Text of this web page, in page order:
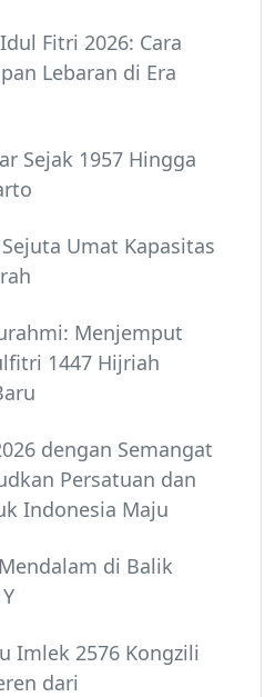
Fitri 2026: Cara
Lebaran di Era
Sejak 1957 Hingga
Umat Kapasitas
Menjemput
1447 Hijriah
dengan Semangat
Persatuan dan
Indonesia Maju
di Balik
Imlek 2576 Kongzili
dari